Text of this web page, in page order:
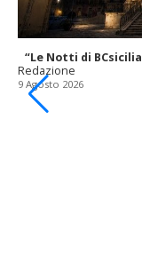
“Le Notti di
Redazione
9 Agosto 2026